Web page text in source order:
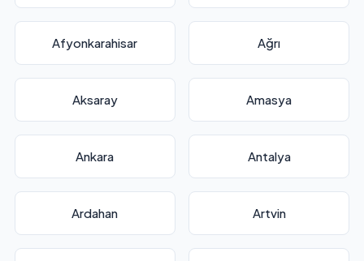
Afyonkarahisar Ağrı
Aksaray Amasya
Ankara Antalya
Ardahan Artvin